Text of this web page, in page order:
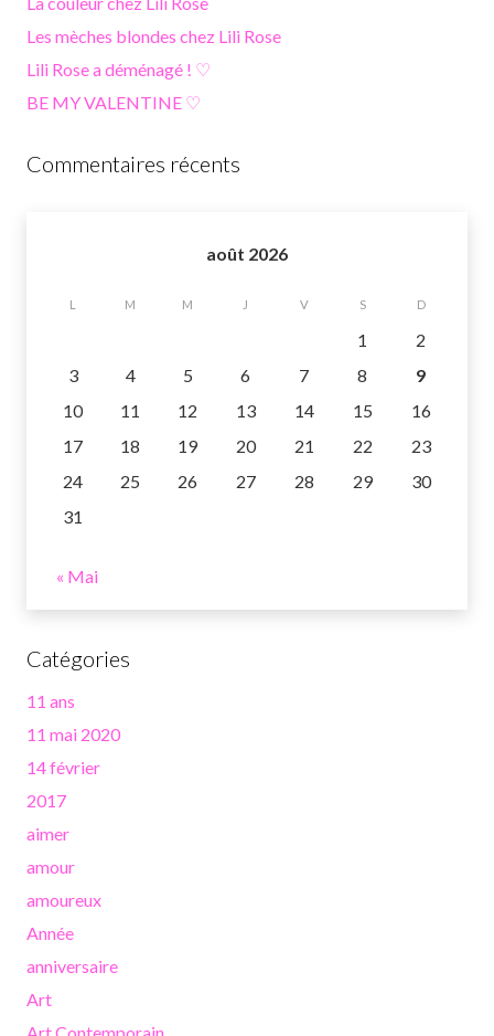
Les mèches blondes chez Lili Rose
Lili Rose a déménagé ! ♡
BE MY VALENTINE ♡
Commentaires récents
août 2026
L M M J V S D
1
2
3
4 5 6 7 8
9
10
11 12 13 14 15
16
17
18 19 20 21 22
23
24
25 26 27 28 29
30
31
« Mai
Catégories
11 ans
11 mai 2020
14 février
2017
aimer
amour
amoureux
Année
anniversaire
Art